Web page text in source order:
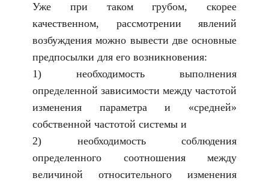
Уже при таком грубом, скорее
качественном, рассмотрении явлений
возбуждения можно вывести две основные
предпосылки для его возникновения:
1) необходимость выполнения
определенной зависимости между частотой
изменения параметра и «средней»
собственной частотой системы и
2) необходимость соблюдения
определенного соотношения между
величиной относительного изменения